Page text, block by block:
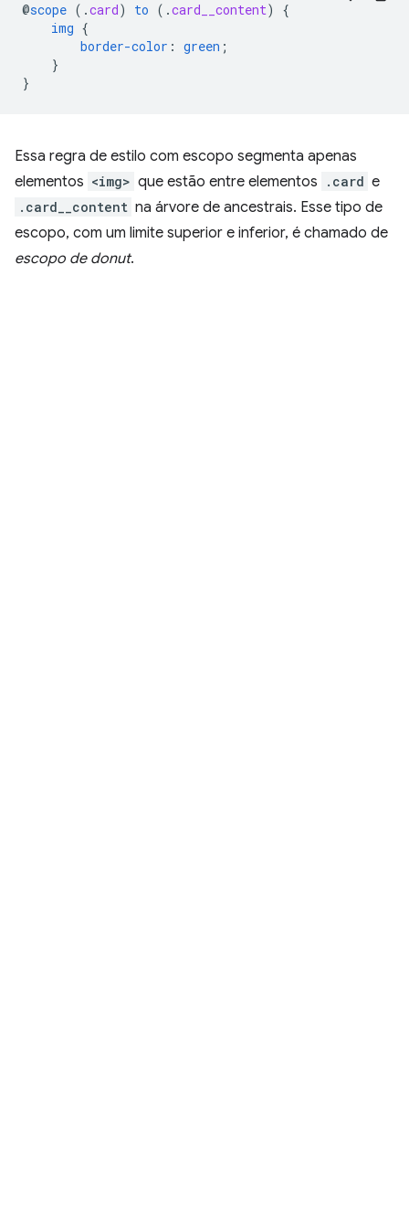
@scope ( .card) to ( .card__content)
{
img {
border-color : green ;
}
}
Essa regra de estilo com escopo segmenta apenas
elementos <img> que estão entre elementos .card e
.card__content na árvore de ancestrais. Esse tipo de
escopo, com um limite superior e inferior, é chamado de
escopo de donut.